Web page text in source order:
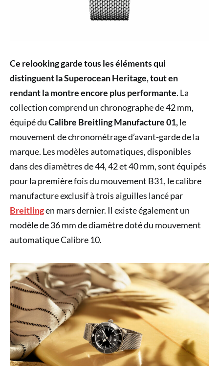
Ce relooking garde tous les éléments qui
distinguent la Superocean Heritage, tout en
rendant la montre encore plus performante. La
collection comprend un chronographe de 42 mm,
équipé duCalibre Breitling Manufacture 01,le
mouvement de chronométrage d’avant-garde de la
marque. Les modèles automatiques, disponibles
dans des diamètres de 44, 42 et 40 mm, sont équipés
pour la première fois du mouvement B31, le calibre
manufacture exclusif à trois aiguilles lancé par
Breitlingen mars dernier. Il existe également un
modèle de 36 mm de diamètre doté du mouvement
automatique Calibre 10.